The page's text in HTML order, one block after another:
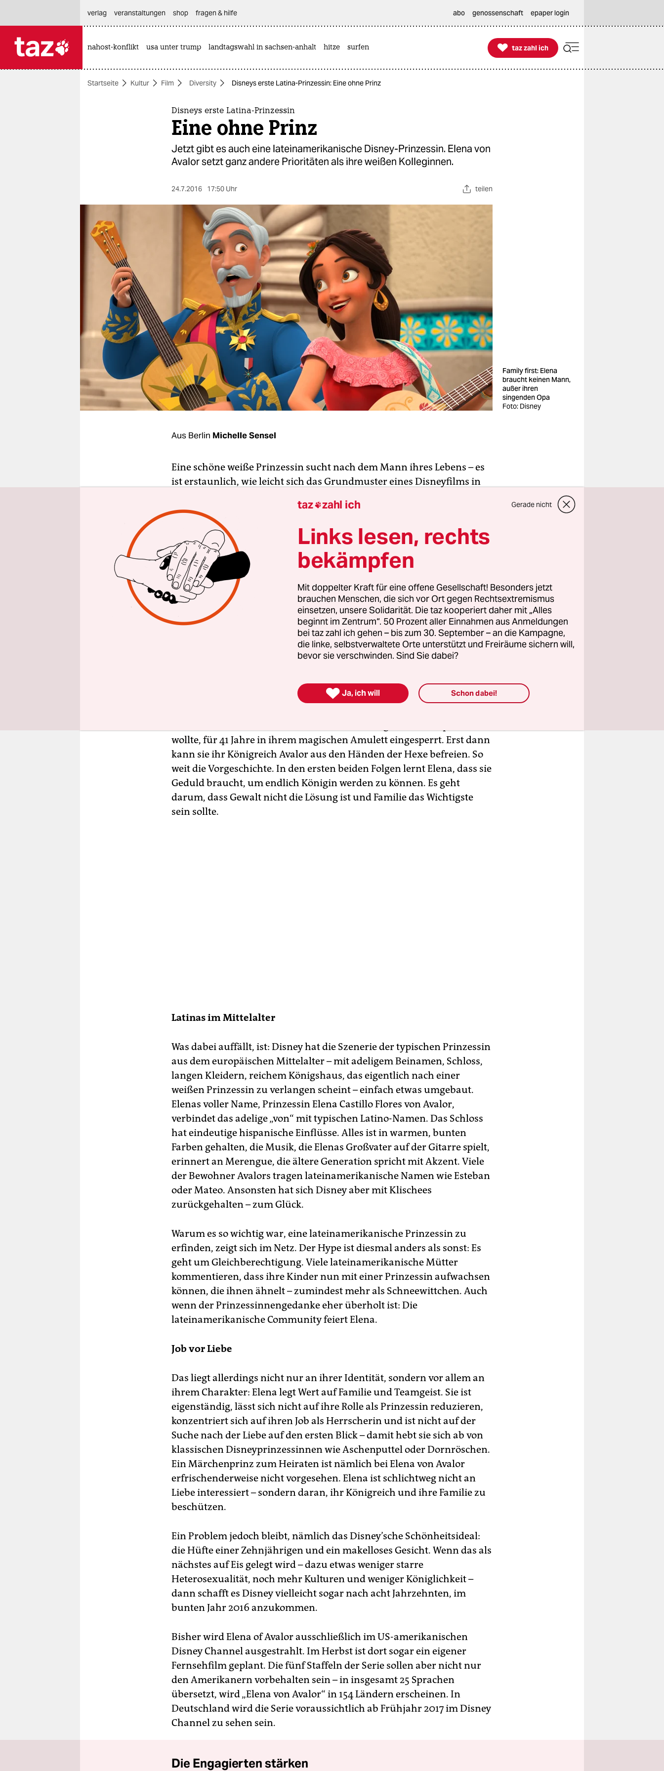
themen
berlin
nord
wahrheit
verlag
verlag
veranstaltungen
shop
fragen & hilfe
unterstützen
abo
verlag
veranstaltungen shop fragen & hilfe abo genossenschaft epaper login
nahost-konflikt usa unter trump landtagswahl in sachsen-anhalt hitze surfen 
taz zahl ich
taz zahl ich
Startseite Kultur Film Diversity Disneys erste Latina-Prinzessin: Eine ohne Prinz
Disneys erste Latina-Prinzessin
Eine ohne Prinz
Jetzt gibt es auch eine lateinamerikanische Disney-Prinzessin. Elena von
Avalor setzt ganz andere Prioritäten als ihre weißen Kolleginnen.
24.7.2016 17:50 Uhr teilen
Family first: Elena
braucht keinen Mann,
außer ihren
singenden Opa
Foto: Disney
Aus Berlin Michelle Sensel
Eine schöne weiße Prinzessin sucht nach dem Mann ihres Lebens – es
ist erstaunlich, wie leicht sich das Grundmuster eines Disneyfilms in
den elf berühmten Disney-Prinzessinnen sind nur vier nicht weiß: Die
arabische Jasmin auf dem fliegenden Teppich, die Häuptlingstochter
Pocahontas, Mulan aus dem altertümlichen China und die
afroamerikanische ­Tiana stehen jeweils alleine für ihre Gruppe und
ihre Darstellung kommt nie ohne Klischees aus. Erstaunlich, nach fast
80 Jahren voller never-­ending Lovestorys. Dass Nachholbedarf besteht,
scheint jetzt auch bei Disney angekommen zu sein. Der Prinzessinnen-
Club bekommt eine Neue: Elena von Avalor, die erste Prinzessin mit
lateinamerikanischen Wurzeln.
Mit der mutigen Elena im roten wallenden Kleid und mit exotischer
Community nach einer Latina-Prinzessin endlich erfüllt werden. Die
Story: Elena ist 16, als ihre Eltern von einer bösen Hexe ermordet
wollte, für 41 Jahre in ihrem magischen Amulett eingesperrt. Erst dann
kann sie ihr Königreich Avalor aus den Händen der Hexe befreien. So
weit die Vorgeschichte. In den ersten beiden Folgen lernt Elena, dass sie
Geduld braucht, um endlich Königin werden zu können. Es geht
darum, dass Gewalt nicht die Lösung ist und Familie das Wichtigste
sein sollte.
Latinas im Mittelalter
Was dabei auffällt, ist: Disney hat die Szenerie der typischen Prinzessin
aus dem europäischen Mittelalter – mit adeligem Beinamen, Schloss,
langen Kleidern, reichem Königshaus, das eigentlich nach einer
weißen Prinzessin zu verlangen scheint – einfach etwas umgebaut.
Elenas voller Name, Prinzessin Elena Castillo Flores von Avalor,
verbindet das adelige „von“ mit typischen Latino-Namen. Das Schloss
hat eindeutige hispanische Einflüsse. Alles ist in warmen, bunten
Farben gehalten, die Musik, die Elenas Großvater auf der Gitarre spielt,
erinnert an Merengue, die ältere Generation spricht mit Akzent. Viele
der Bewohner Avalors tragen lateinamerikanische Namen wie Esteban
oder Mateo. Ansonsten hat sich Disney aber mit Klischees
zurückgehalten – zum Glück.
Warum es so wichtig war, eine lateinamerikanische Prinzessin zu
erfinden, zeigt sich im Netz. Der Hype ist diesmal anders als sonst: Es
geht um Gleichberechtigung. Viele lateinamerikanische Mütter
kommentieren, dass ihre Kinder nun mit einer Prinzessin aufwachsen
können, die ihnen ähnelt – zumindest mehr als Schneewittchen. Auch
wenn der Prinzessinnengedanke eher überholt ist: Die
lateinamerikanische Community feiert Elena.
Job vor Liebe
Das liegt allerdings nicht nur an ihrer Identität, sondern vor allem an
ihrem Charakter: Elena legt Wert auf Familie und Teamgeist. Sie ist
eigenständig, lässt sich nicht auf ihre Rolle als Prinzessin reduzieren,
konzentriert sich auf ihren Job als Herrscherin und ist nicht auf der
Suche nach der Liebe auf den ersten Blick – damit hebt sie sich ab von
klassischen Disneyprinzessinnen wie Aschenputtel oder Dornröschen.
Ein Märchenprinz zum Heiraten ist nämlich bei Elena von Avalor
erfrischenderweise nicht vorgesehen. Elena ist schlichtweg nicht an
Liebe interessiert – sondern daran, ihr Königreich und ihre Familie zu
beschützen.
Ein Problem jedoch bleibt, nämlich das Disney’sche Schönheitsideal:
die Hüfte einer Zehnjährigen und ein makelloses Gesicht. Wenn das als
nächstes auf Eis gelegt wird – dazu etwas weniger starre
Heterosexualität, noch mehr Kulturen und weniger Königlichkeit –
dann schafft es Disney vielleicht sogar nach acht Jahrzehnten, im
bunten Jahr 2016 anzukommen.
Bisher wird Elena of Avalor ausschließlich im US-amerikanischen
Disney Channel ausgestrahlt. Im Herbst ist dort sogar ein eigener
Fernsehfilm geplant. Die fünf Staffeln der Serie sollen aber nicht nur
den Amerikanern vorbehalten sein – in insgesamt 25 Sprachen
übersetzt, wird „Elena von Avalor“ in 154 Ländern erscheinen. In
Deutschland wird die Serie voraussichtlich ab Frühjahr 2017 im Disney
Channel zu sehen sein.
Die Engagierten stärken
taz zahl ich Gerade nicht
Links lesen, rechts
bekämpfen
Mit doppelter Kraft für eine offene Gesellschaft! Besonders jetzt
brauchen Menschen, die sich vor Ort gegen Rechtsextremismus
einsetzen, unsere Solidarität. Die taz kooperiert daher mit „Alles
beginnt im Zentrum“. 50 Prozent aller Einnahmen aus Anmeldungen
bei taz zahl ich gehen – bis zum 30. September – an die Kampagne,
die linke, selbstverwaltete Orte unterstützt und Freiräume sichern will,
bevor sie verschwinden. Sind Sie dabei?
 Ja, ich will Schon dabei!